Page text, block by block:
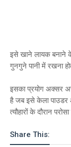
इसे खाने लायक बनाने
गुनगुने पानी में रखना
इसका प्रयोग अक्सर
है जब इसे केला
त्यौहारों के दौरान
Share This: